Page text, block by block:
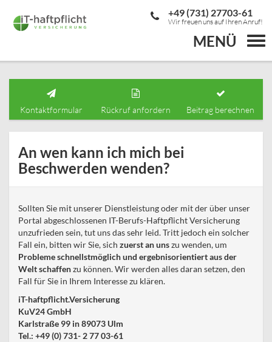
MENÜ
+49 (731) 27703-61
Wir freuen uns auf Ihren Anruf!
Kontaktformular Rückruf anfordern Beitrag berechnen
An wen kann ich mich bei
Beschwerden wenden?
Sollten Sie mit unserer Dienstleistung oder mit der über unser
Portal abgeschlossenen IT-Berufs-Haftpflicht Versicherung
unzufrieden sein, tut uns das sehr leid. Tritt jedoch ein solcher
Fall ein, bitten wir Sie, sich zuerst an unszu wenden, um
Probleme schnellstmöglich und ergebnisorientiert aus der
Welt schaffenzu können. Wir werden alles daran setzen, den
Fall für Sie in Ihrem Interesse zu klären.
iT-haftpflicht.Versicherung
KuV24 GmbH
Karlstraße 99 in 89073 Ulm
Tel.: +49 (0) 731- 2 77 03-61